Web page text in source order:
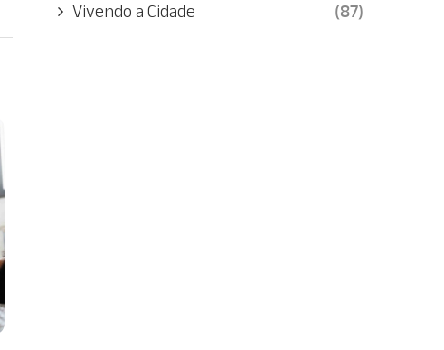
Vivendo a Cidade (87)